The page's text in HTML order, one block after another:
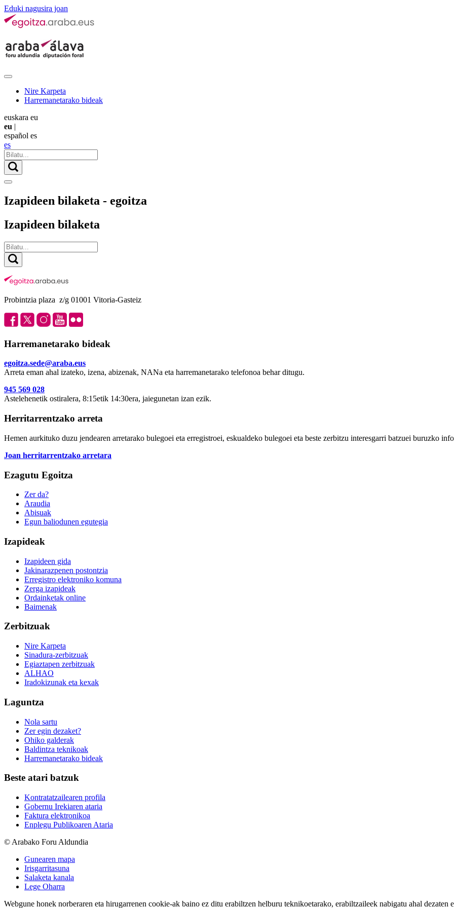
Eduki nagusira joan
Nire Karpeta
Harremanetarako bideak
euskara eu
eu |
español es
es
Izapideen bilaketa - egoitza
Izapideen bilaketa
Probintzia plaza z/g 01001 Vitoria-Gasteiz
Harremanetarako bideak
egoitza.sede@araba.eus
Arreta eman ahal izateko, izena, abizenak, NANa eta harremanetarako telefonoa behar ditugu.
945 569 028
Astelehenetik ostiralera, 8:15etik 14:30era, jaiegunetan izan ezik.
Herritarrentzako arreta
Hemen aurkituko duzu jendearen arretarako bulegoei eta erregistroei, eskualdeko bulegoei eta beste zerbitzu interesgarri batzuei buruzko
Joan herritarrentzako arretara
Ezagutu Egoitza
Zer da?
Araudia
Abisuak
Egun baliodunen egutegia
Izapideak
Izapideen gida
Jakinarazpenen postontzia
Erregistro elektroniko komuna
Zerga izapideak
Ordainketak online
Baimenak
Zerbitzuak
Nire Karpeta
Sinadura-zerbitzuak
Egiaztapen zerbitzuak
ALHAO
Iradokizunak eta kexak
Laguntza
Nola sartu
Zer egin dezaket?
Ohiko galderak
Baldintza teknikoak
Harremanetarako bideak
Beste atari batzuk
Kontratatzailearen profila
Gobernu Irekiaren ataria
Faktura elektronikoa
Enplegu Publikoaren Ataria
© Arabako Foru Aldundia
Gunearen mapa
Irisgarritasuna
Salaketa kanala
Lege Oharra
Webgune honek norberaren eta hirugarrenen cookie-ak baino ez ditu erabiltzen helburu teknikoetarako, erabiltzaileek nabigatu ahal dezaten